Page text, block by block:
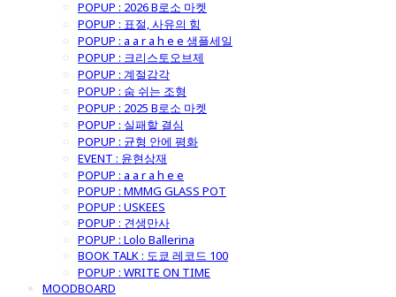
POPUP : 2026 B로소 마켓
POPUP : 표절, 사유의 힘
POPUP : a a r a h e e 샘플세일
POPUP : 크리스토오브제
POPUP : 계절감각
POPUP : 숨 쉬는 조형
POPUP : 2025 B로소 마켓
POPUP : 실패할 결심
POPUP : 균형 안에 평화
EVENT : 윤현상재
POPUP : a a r a h e e
POPUP : MMMG GLASS POT
POPUP : USKEES
POPUP : 견생만사
POPUP : Lolo Ballerina
BOOK TALK : 도쿄 레코드 100
POPUP : WRITE ON TIME
MOODBOARD